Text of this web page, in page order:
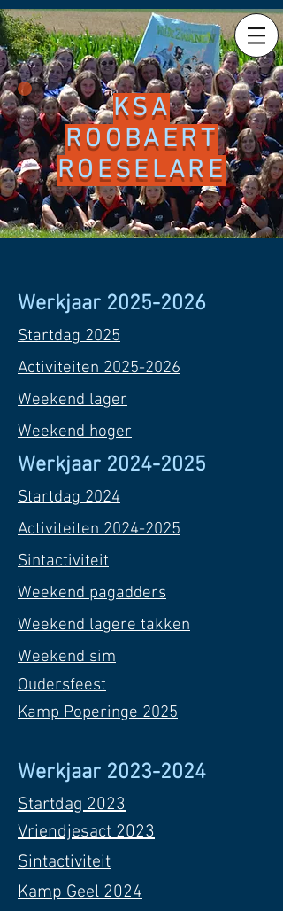
KSA
ROOBAERT
ROESELARE
Werkjaar 2025-2026
Startdag 2025
Activiteiten 2025-2026
Weekend lager
Weekend hoger
Werkjaar 2024-2025
Startdag 2024
Activiteiten 2024-2025
Sintactiviteit
Weekend pagadders
Weekend lagere takken
Weekend sim
Oudersfeest
Kamp Poperinge 2025
Werkjaar 2023-2024
Startdag 2023
Vriendjesact 2023
Sintactiviteit
Kamp Geel 2024